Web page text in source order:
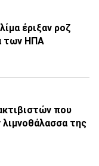
έριξαν ρoζ
των ΗΠΑ
που
της